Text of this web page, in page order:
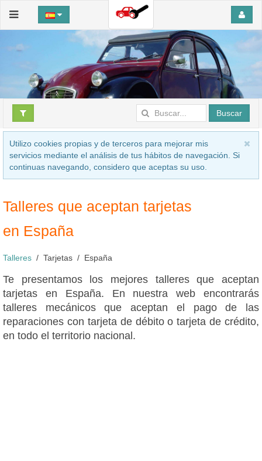
Buscar
Utilizo cookies propias y de terceros para mejorar mis
servicios mediante el análisis de tus hábitos de navegación. Si
continuas navegando, considero que aceptas su uso.
Talleres que aceptan tarjetas
en España
Talleres Tarjetas España
Te presentamos los mejores talleres que aceptan
tarjetas en España. En nuestra web encontrarás
talleres mecánicos que aceptan el pago de las
reparaciones con tarjeta de débito o tarjeta de crédito,
en todo el territorio nacional.